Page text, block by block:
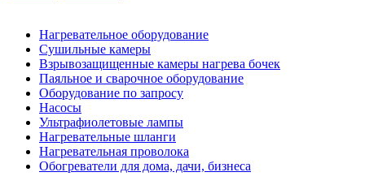
Нагревательное оборудование
Сушильные камеры
Взрывозащищенные камеры нагрева бочек
Паяльное и сварочное оборудование
Оборудование по запросу
Насосы
Ультрафиолетовые лампы
Нагревательные шланги
Нагревательная проволока
Обогреватели для дома, дачи, бизнеса